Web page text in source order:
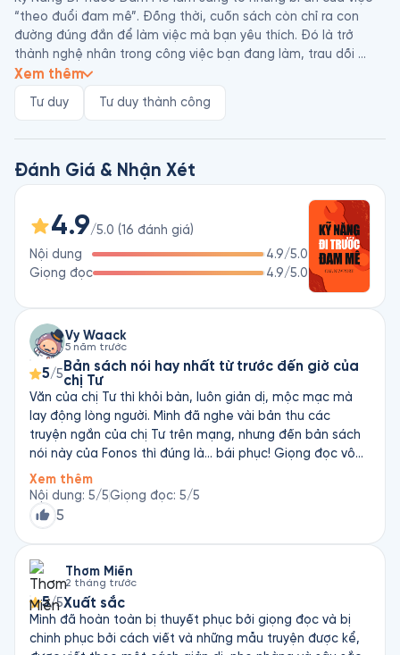
“theo đuổi đam mê”. Đồng thời, cuốn sách còn chỉ ra con
đường đúng đắn để làm việc mà bạn yêu thích. Đó là trở
thành nghệ nhân trong công việc bạn đang làm, trau dồi
những kỹ năng quý giá và kiểm soát thời gian trong toàn bộ
máy tính tại Đại học Georgetown. Ông là tác giả của cuốn
sách Kỹ Năng Đi Trước Đam Mê và ba cuốn sách khác viết về
những lời khuyên độc đáo dành cho sinh viên. Ông đồng thời
là người điều hành trang web nổi tiếng Study Hacks: Giải Mã
Xem thêm
Tư duy Tư duy thành công
Đánh Giá & Nhận Xét
4.9/5.0 (16 đánh giá)
Nội dung
4.9/5.0
Giọng đọc
4.9/5.0
Vy Waack
5 năm trước
5/5 Bản sách nói hay nhất từ trước đến giờ của
chị Tư
Văn của chị Tư thì khỏi bàn, luôn giản dị, mộc mạc mà
lay động lòng người. Mình đã nghe vài bản thu các
truyện ngắn của chị Tư trên mạng, nhưng đến bản sách
nói này của Fonos thì đúng là... bái phục! Giọng đọc vô
cùng truyền cảm, nhấn nhá, phân vai quá chuyên nghiệp
và cảm xúc. Nếu nhắm mắt lại và nghe sách, mình có
thể tưởng tượng được ra lúc nhân vật khóc, cười, bâng
quơ, thổn thức luôn. Thực sự trân trọng sự đầu tư của
Fonos cho các sách nói như thế này, và quá khâm phục
lẫn kính nể sự điêu luyện của ekip lồng tiếng. Mình đã giới
thiệu sách nói này lẫn app Fonos cho các bạn bè và gia
đình, hy vọng Fonos sẽ càng được yêu thích bởi nhiều
người hơn!
Xem thêm
Nội dung: 5/5Giọng đọc: 5/5
5
Thơm Miền
2 tháng trước
5/5Xuất sắc
Mình đã hoàn toàn bị thuyết phục bởi giọng đọc và bị
chinh phục bởi cách viết và những mẫu truyện được kể,